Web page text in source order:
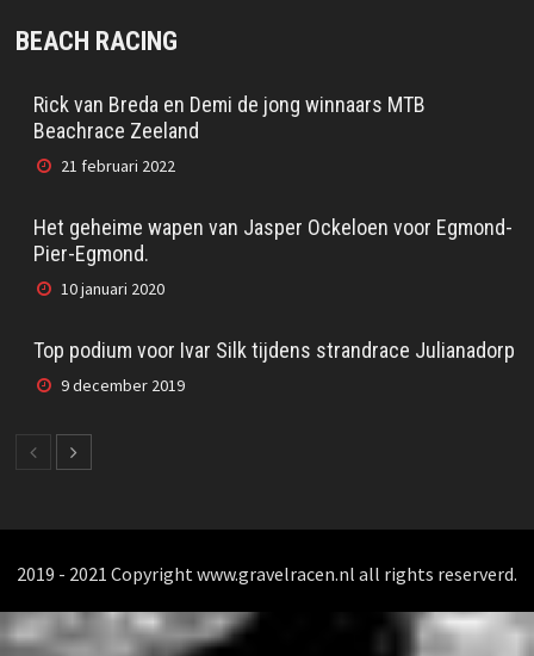
BEACH RACING
Rick van Breda en Demi de jong winnaars MTB
Beachrace Zeeland
21 februari 2022
Het geheime wapen van Jasper Ockeloen voor Egmond-
Pier-Egmond.
10 januari 2020
Top podium voor Ivar Silk tijdens strandrace Julianadorp
9 december 2019
2019 - 2021 Copyright www.gravelracen.nl all rights reserverd.